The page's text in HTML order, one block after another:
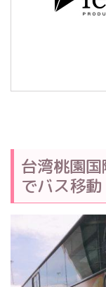
台湾桃園
でバス移動